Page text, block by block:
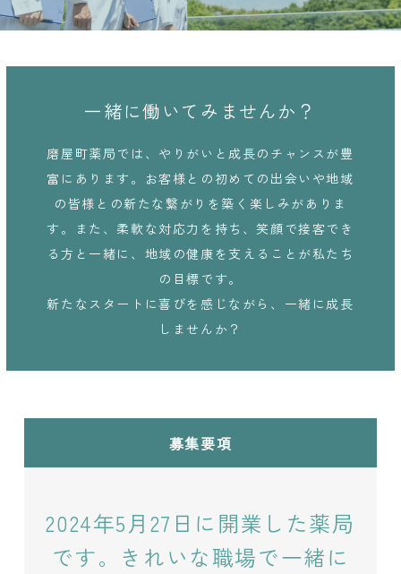
一緒に働いてみませんか？
磨屋町薬局では、やりがいと成長のチャンスが豊
富にあります。お客様との初めての出会いや地域
の皆様との新たな繋がりを築く楽しみがありま
す。また、柔軟な対応力を持ち、笑顔で接客でき
る方と一緒に、地域の健康を支えることが私たち
の目標です。
新たなスタートに喜びを感じながら、一緒に成長
しませんか？
募集要項
2024年5月27日に開業した薬局
です。きれいな職場で一緒に